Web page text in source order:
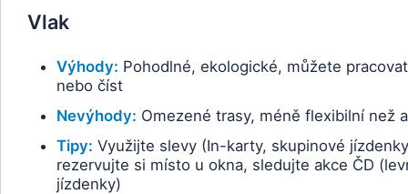
Vlak
Výhody: Pohodlné, ekologické, můžete pracovat
nebo číst
Nevýhody: Omezené trasy, méně flexibilní než
Tipy: Využijte slevy (In-karty, skupinové
rezervujte si místo u okna, sledujte akce ČD
jízdenky)